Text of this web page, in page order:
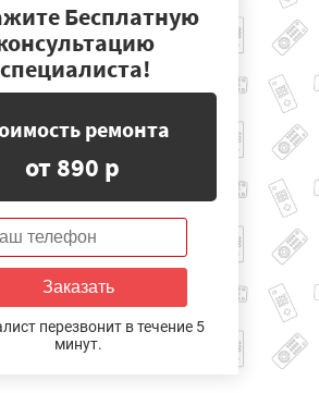
Бесплатную
специалиста!
ремонта
от 890 р
Заказать
перезвонит в течение 5
минут.